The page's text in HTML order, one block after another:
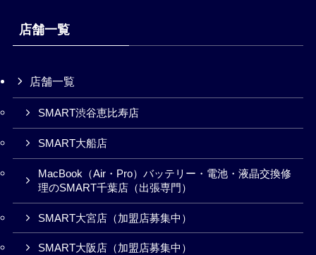
店舗一覧
店舗一覧
SMART渋谷恵比寿店
SMART大船店
MacBook（Air・Pro）バッテリー・電池・液晶交換修
理のSMART千葉店（出張専門）
SMART大宮店（加盟店募集中）
SMART大阪店（加盟店募集中）